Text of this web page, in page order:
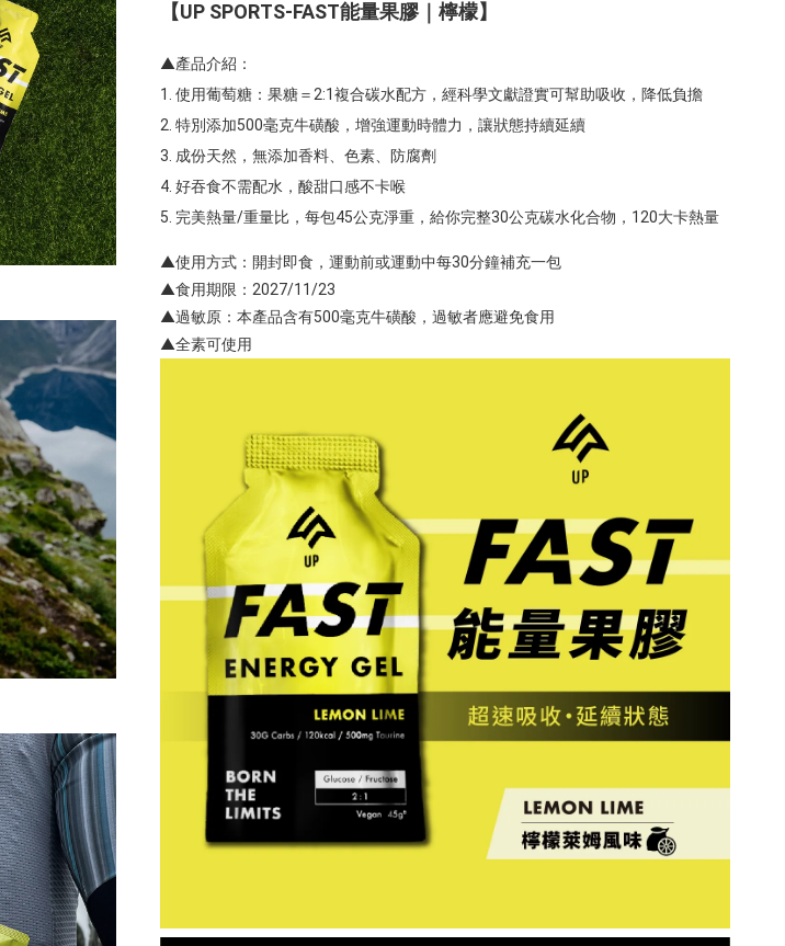
【UP SPORTS-FAST能量果膠｜檸檬】
▲產品介紹：
1. 使用葡萄糖：果糖＝2:1複合碳水配方，經科學文獻證實可幫助吸收，降低負擔
2. 特別添加500毫克牛磺酸，增強運動時體力，讓狀態持續延續
3. 成份天然，無添加香料、色素、防腐劑
4. 好吞食不需配水，酸甜口感不卡喉
5. 完美熱量/重量比，每包45公克淨重，給你完整30公克碳水化合物，120大卡熱量
▲使用方式：開封即食，運動前或運動中每30分鐘補充一包
▲食用期限：2027/11/23
▲過敏原：本產品含有500毫克牛磺酸，過敏者應避免食用
▲全素可使用